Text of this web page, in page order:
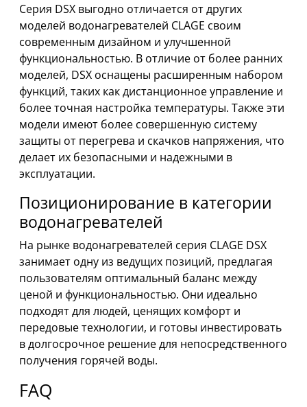
Серия DSX выгодно отличается от других
моделей водонагревателей CLAGE своим
современным дизайном и улучшенной
функциональностью. В отличие от более ранних
моделей, DSX оснащены расширенным набором
функций, таких как дистанционное управление и
более точная настройка температуры. Также эти
модели имеют более совершенную систему
защиты от перегрева и скачков напряжения, что
делает их безопасными и надежными в
эксплуатации.
Позиционирование в категории
водонагревателей
На рынке водонагревателей серия CLAGE DSX
занимает одну из ведущих позиций, предлагая
пользователям оптимальный баланс между
ценой и функциональностью. Они идеально
подходят для людей, ценящих комфорт и
передовые технологии, и готовы инвестировать
в долгосрочное решение для непосредственного
получения горячей воды.
FAQ